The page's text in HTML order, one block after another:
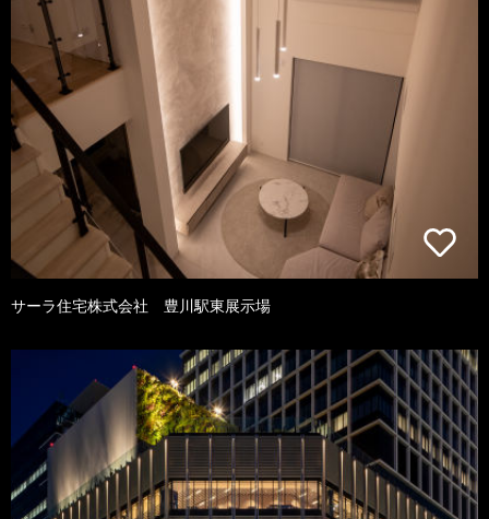
サーラ住宅株式会社 豊川駅東展示場